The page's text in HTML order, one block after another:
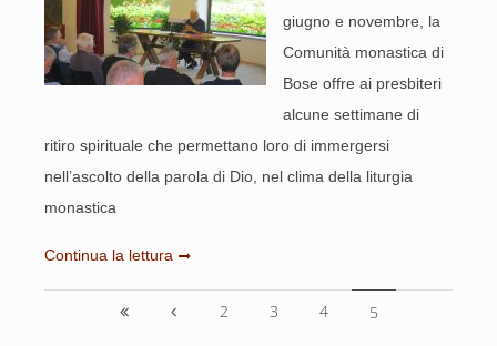
giugno e novembre, la
Comunità monastica di
Bose offre ai presbiteri
alcune settimane di
ritiro spirituale che permettano loro di immergersi
nell’ascolto della parola di Dio, nel clima della liturgia
monastica
Continua la lettura
2 3 4 5